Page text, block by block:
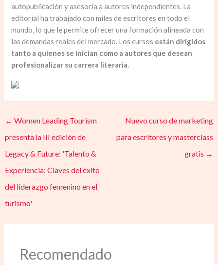
autopublicación y asesoría a autores independientes. La
editorial ha trabajado con miles de escritores en todo el
mundo, lo que le permite ofrecer una formación alineada con
las demandas reales del mercado. Los cursos están dirigidos
tanto a quienes se inician como a autores que desean
profesionalizar su carrera literaria.
← Women Leading Tourism
presenta la III edición de
Legacy & Future: 'Talento &
Experiencia: Claves del éxito
del liderazgo femenino en el
turismo'
Nuevo curso de marketing
para escritores y masterclass
gratis →
Recomendado